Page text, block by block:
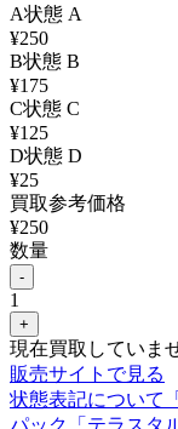
A状態 A
¥250
B状態 B
¥175
C状態 C
¥125
D状態 D
¥25
買取参考価格
¥250
数量
-
1
+
現在買取していま
販売サイトで見る
状態表記について
「
パック「テラスタ